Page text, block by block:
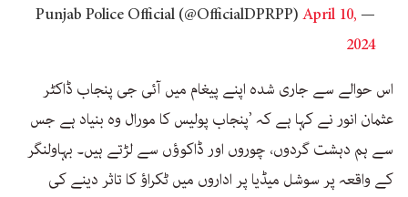
— Punjab Police Official (@OfficialDPRPP)
April 10,
2024
اس حوالے سے جاری شدہ اپنے پیغام میں آئی جی پنجاب ڈاکٹر
عثمان انور نے کہا ہے کہ ’پنجاب پولیس کا مورال وہ بنیاد ہے جس
سے ہم دہشت گردوں، چوروں اور ڈاکوؤں سے لڑتے ہیں۔ بہاولنگر
کے واقعہ پر سوشل میڈیا پر اداروں میں ٹکراؤ کا تاثر دینے کی